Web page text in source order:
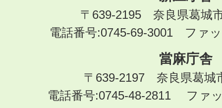
〒639-2195 奈良県葛城
電話番号:0745-69-3001 ファ
當麻庁舎
〒639-2197 奈良県葛城
電話番号:0745-48-2811 ファ